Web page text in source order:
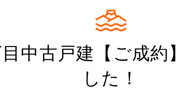
中古戸建【ご成
した！